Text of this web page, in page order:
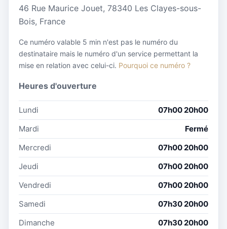
46 Rue Maurice Jouet, 78340 Les Clayes-sous-
Bois, France
Ce numéro valable 5 min n'est pas le numéro du
destinataire mais le numéro d'un service permettant la
mise en relation avec celui-ci. Pourquoi ce numéro ?
Heures d'ouverture
Lundi
07h00 20h00
Mardi
Fermé
Mercredi
07h00 20h00
Jeudi
07h00 20h00
Vendredi
07h00 20h00
Samedi
07h30 20h00
Dimanche
07h30 20h00